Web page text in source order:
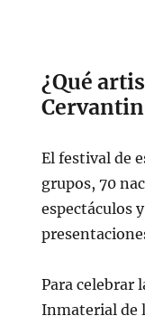
¿Qué
El festival de
grupos, 70
espectáculos
Para celebrar
Inmaterial de